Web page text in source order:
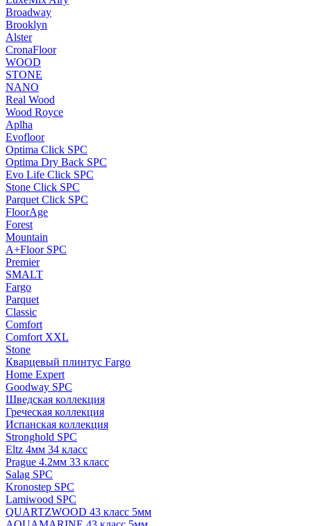
Broadway
Brooklyn
Alster
CronaFloor
WOOD
STONE
NANO
Real Wood
Wood Royce
Aplha
Evofloor
Optima Click SPC
Optima Dry Back SPC
Evo Life Click SPC
Stone Click SPC
Parquet Click SPC
FloorAge
Forest
Mountain
A+Floor SPC
Premier
SMALT
Fargo
Parquet
Classic
Comfort
Comfort XXL
Stone
Кварцевый плинтус Fargo
Home Expert
Goodway SPC
Шведская коллекция
Греческая коллекция
Испанская коллекция
Stronghold SPC
Eltz 4мм 34 класс
Prague 4.2мм 33 класс
Salag SPC
Kronostep SPC
Lamiwood SPC
QUARTZWOOD 43 класс 5мм